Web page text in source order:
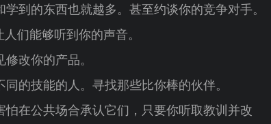
到的东西也就越多。甚至约谈你的竞争对手。
们能够听到你的声音。
改你的产品。
的技能的人。寻找那些比你棒的伙伴。
在公共场合承认它们，只要你听取教训并改